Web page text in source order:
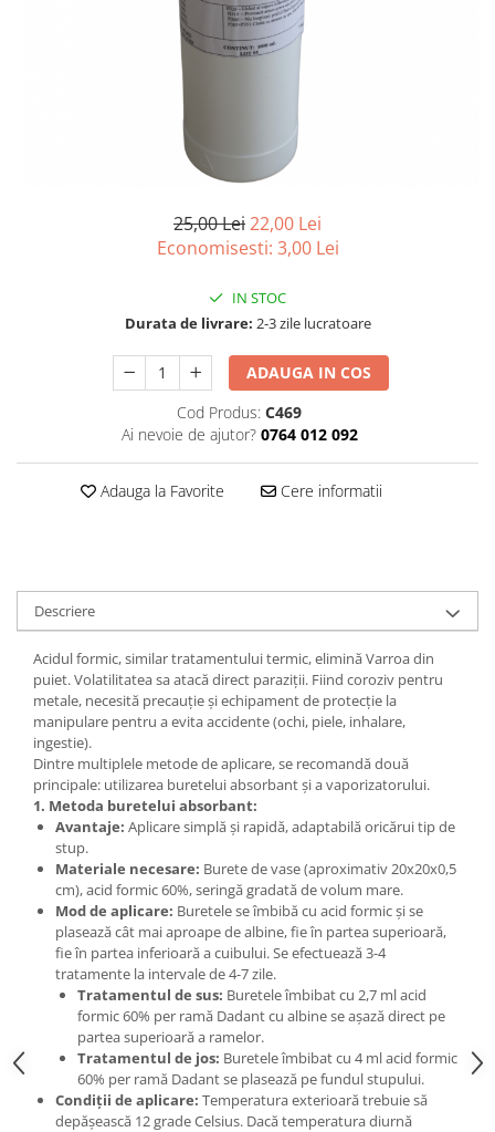
Vopsea/intretinere stupi
25,00 Lei22,00 Lei
Economisesti: 3,00 Lei
IN STOC
Durata de livrare: 2-3 zile lucratoare
ADAUGA IN COS
Cod Produs: C469
Ai nevoie de ajutor? 0764 012 092
Adauga la Favorite Cere informatii
Descriere
Acidul formic, similar tratamentului termic, elimină Varroa din
puiet. Volatilitatea sa atacă direct paraziții. Fiind coroziv pentru
metale, necesită precauție și echipament de protecție la
manipulare pentru a evita accidente (ochi, piele, inhalare,
ingestie).
Dintre multiplele metode de aplicare, se recomandă două
principale: utilizarea buretelui absorbant și a vaporizatorului.
1. Metoda buretelui absorbant:
Avantaje: Aplicare simplă și rapidă, adaptabilă oricărui tip de
stup.
Materiale necesare: Burete de vase (aproximativ 20x20x0,5
cm), acid formic 60%, seringă gradată de volum mare.
Mod de aplicare: Buretele se îmbibă cu acid formic și se
plasează cât mai aproape de albine, fie în partea superioară,
fie în partea inferioară a cuibului. Se efectuează 3-4
tratamente la intervale de 4-7 zile.
Tratamentul de sus: Buretele îmbibat cu 2,7 ml acid
formic 60% per ramă Dadant cu albine se așază direct pe
partea superioară a ramelor.
Tratamentul de jos: Buretele îmbibat cu 4 ml acid formic
60% per ramă Dadant se plasează pe fundul stupului.
Condiții de aplicare: Temperatura exterioară trebuie să
depășească 12 grade Celsius. Dacă temperatura diurnă